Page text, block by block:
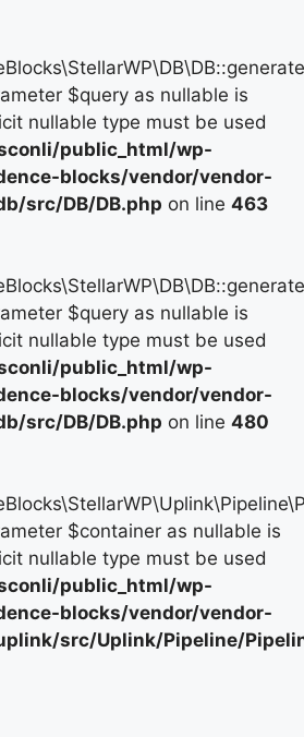
$query as nullable is
nullable type must be used
public_html/wp-
blocks/vendor/vendor-
src/DB/DB.php on line 463
$query as nullable is
nullable type must be used
public_html/wp-
blocks/vendor/vendor-
src/DB/DB.php on line 480
$container as nullable is
nullable type must be used
public_html/wp-
blocks/vendor/vendor-
src/Uplink/Pipeline/